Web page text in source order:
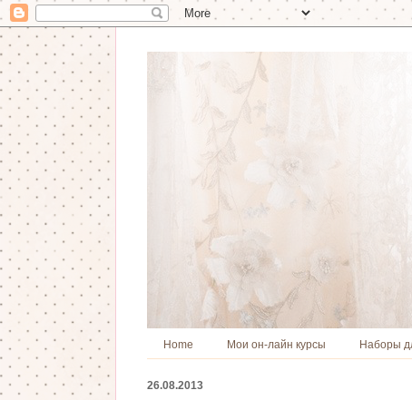
Home Мои он-лайн курсы Наборы
26.08.2013